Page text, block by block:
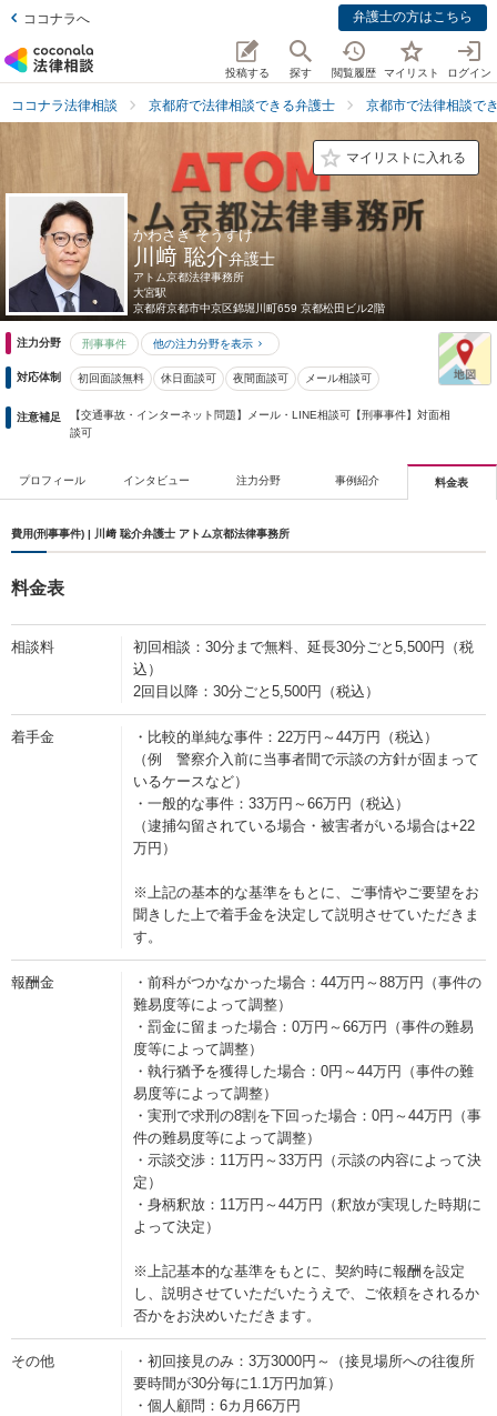
ココナラへ 弁護士の方はこちら
投稿する 探す 閲覧履歴 マイリスト ログイン
ココナラ法律相談 京都府で法律相談できる弁護士 京都市で法律相談で
マイリストに入れる
かわさき そうすけ
川﨑 聡介弁護士
アトム京都法律事務所
大宮駅
京都府京都市中京区錦堀川町659 京都松田ビル2階
注力分野 刑事事件 他の注力分野を表示
対応体制 初回面談無料 休日面談可 夜間面談可 メール相談可
注意補足
【交通事故・インターネット問題】メール・LINE相談可【刑事事件】対面相
談可
プロフィール インタビュー 注力分野 事例紹介 料金表
費用(刑事事件) | 川﨑 聡介弁護士 アトム京都法律事務所
料金表
相談料
初回相談：30分まで無料、延長30分ごと5,500円（税
込）
2回目以降：30分ごと5,500円（税込）
着手金
・比較的単純な事件：22万円～44万円（税込）
（例 警察介入前に当事者間で示談の方針が固まって
いるケースなど）
・一般的な事件：33万円～66万円（税込）
（逮捕勾留されている場合・被害者がいる場合は+22
万円）
※上記の基本的な基準をもとに、ご事情やご要望をお
聞きした上で着手金を決定して説明させていただきま
す。
報酬金
・前科がつかなかった場合：44万円～88万円（事件の
難易度等によって調整）
・罰金に留まった場合：0万円～66万円（事件の難易
度等によって調整）
・執行猶予を獲得した場合：0円～44万円（事件の難
易度等によって調整）
・実刑で求刑の8割を下回った場合：0円～44万円（事
件の難易度等によって調整）
・示談交渉：11万円～33万円（示談の内容によって決
定）
・身柄釈放：11万円～44万円（釈放が実現した時期に
よって決定）
※上記基本的な基準をもとに、契約時に報酬を設定
し、説明させていただいたうえで、ご依頼をされるか
否かをお決めいただきます。
その他
・初回接見のみ：3万3000円～（接見場所への往復所
要時間が30分毎に1.1万円加算）
・個人顧問：6カ月66万円